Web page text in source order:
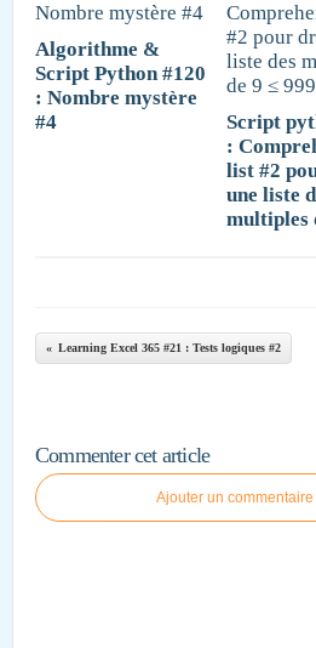
Algorithme &
Script Python #120
: Nombre mystère
#4
Script
:
list #2
une liste
multiples
Learning Excel 365 #21 : Tests logiques #2
Commenter cet article
Ajouter un commentaire